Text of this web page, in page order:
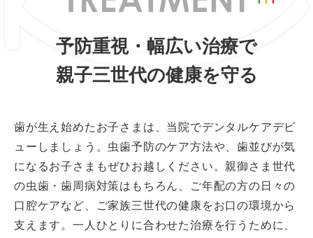
予防重視・幅広い治療で
親子三世代の健康を守る
歯が生え始めたお子さまは、当院でデンタルケアデビ
ューしましょう。虫歯予防のケア方法や、歯並びが気
になるお子さまもぜひお越しください。親御さま世代
の虫歯・歯周病対策はもちろん、ご年配の方の日々の
口腔ケアなど、ご家族三世代の健康をお口の環境から
支えます。一人ひとりに合わせた治療を行うために、